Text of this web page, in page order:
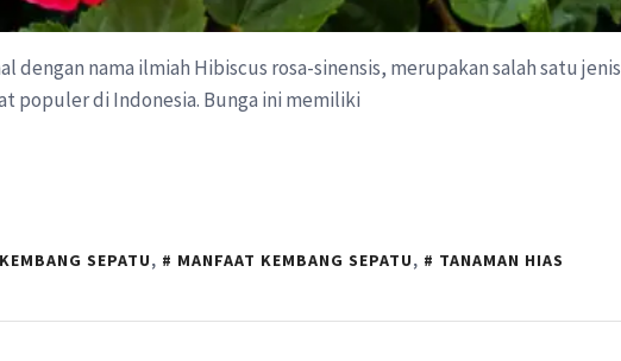
dengan nama ilmiah Hibiscus rosa-sinensis, merupakan salah satu jenis
populer di Indonesia. Bunga ini memiliki
SEPATU, MANFAAT KEMBANG SEPATU, TANAMAN HIAS